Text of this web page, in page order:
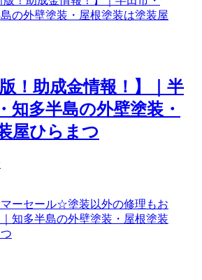
版！助成金情報！】｜半
知多半島の外壁塗装・
屋ひらまつ